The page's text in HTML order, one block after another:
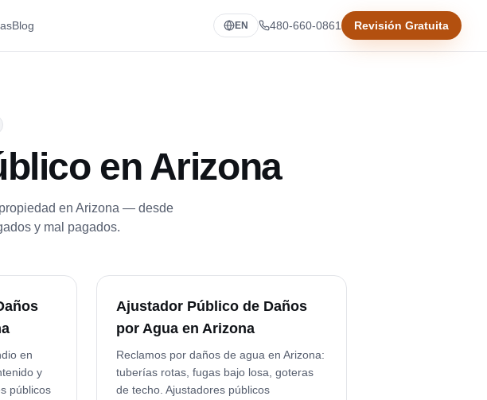
Blog EN 480-660-0861 Revisión Gratuita
en Arizona
en Arizona — desde
y mal pagados.
en
y
públicos
Ajustador Público de Daños
por Agua en Arizona
Reclamos por daños de agua en Arizona:
tuberías rotas, fugas bajo losa, goteras
de techo. Ajustadores públicos